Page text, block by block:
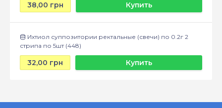
38,00 грн Купить
Ихтиол суппозитории ректальные (свечи) по 0.2г 2
стрипа по 5шт (448)
32,00 грн Купить